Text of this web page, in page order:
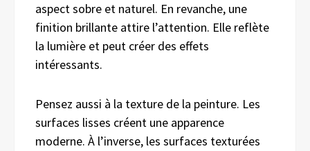
aspect sobre et naturel. En revanche, une
finition brillante attire l’attention. Elle reflète
la lumière et peut créer des effets
intéressants.
Pensez aussi à la texture de la peinture. Les
surfaces lisses créent une apparence
moderne. À l’inverse, les surfaces texturées